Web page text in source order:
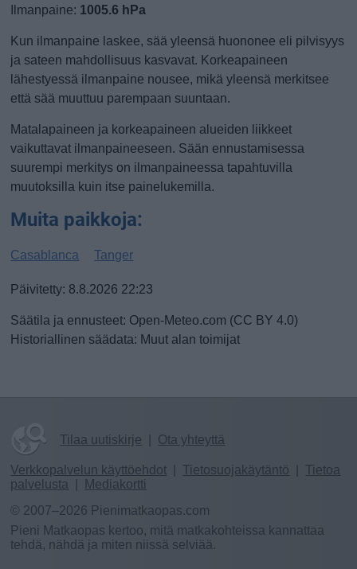
Ilmanpaine: 1005.6 hPa
Kun ilmanpaine laskee, sää yleensä huononee eli pilvisyys
ja sateen mahdollisuus kasvavat. Korkeapaineen
lähestyessä ilmanpaine nousee, mikä yleensä merkitsee
että sää muuttuu parempaan suuntaan.
Matalapaineen ja korkeapaineen alueiden liikkeet
vaikuttavat ilmanpaineeseen. Sään ennustamisessa
suurempi merkitys on ilmanpaineessa tapahtuvilla
muutoksilla kuin itse painelukemilla.
Muita paikkoja:
Casablanca Tanger
Päivitetty: 8.8.2026 22:23
Säätila ja ennusteet: Open-Meteo.com (CC BY 4.0)
Historiallinen säädata: Muut alan toimijat
Tilaa uutiskirje Ota yhteyttä
Verkkopalvelun käyttöehdot Tietosuojakäytäntö
Tietoa
palvelusta
Mediakortti
© 2007–2026 Pienimatkaopas.com
Pieni Matkaopas kertoo, mitä matkakohteissa kannattaa
tehdä, nähdä ja miten niissä selviää.